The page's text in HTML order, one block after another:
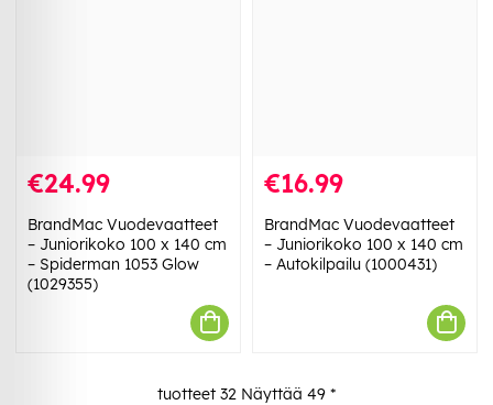
€24.99
BrandMac Vuodevaatteet
– Juniorikoko 100 x 140 cm
– Spiderman 1053 Glow
(1029355)
€16.99
BrandMac Vuodevaatteet
– Juniorikoko 100 x 140 cm
– Autokilpailu (1000431)
tuotteet 32 Näyttää 49 *